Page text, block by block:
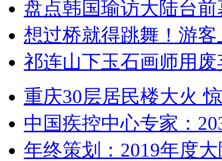
盘点韩国瑜访大陆台
想过桥就得跳舞！游客
祁连山下玉石画师用
重庆30层居民楼大火
中国疾控中心专家：
年终策划：2019年度